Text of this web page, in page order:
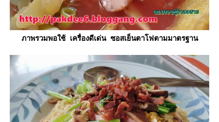
ภาพรวมพอใช้ เครื่องดีเด่น ซอสเย็นตาโฟตามมาตรฐาน